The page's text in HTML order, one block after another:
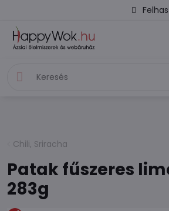
Chili, Sriracha
Patak fűszeres
283g